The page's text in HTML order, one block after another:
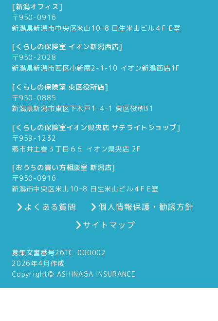
[新潟オフィス]
〒950-0916
新潟県新潟市中央区米山10ｰ8 日生米山ビル４F E室
[くらしの保険室 イオン新潟西店]
〒950-2028
新潟県新潟市西区小新南2-1-10 イオン新潟西店1F
[くらしの保険室 東区役所店]
〒950-0885
新潟県新潟市東区下木戸1-4-1 東区役所B1
[くらしの保険室イオン県央店 サテライトショップ]
〒959-1232
燕市井土巻３丁目６５ イオン県央店 2F
[おうちの買い方相談室 新潟店]
〒950-0916
新潟市中央区米山10ｰ8 日生米山ビル４F E室
よくある質問
個人情報保護・勧誘方針
サイトマップ
募集文書番号26TC-000002
2026年4月作成
Copyright© ASHINAGA INSURANCE